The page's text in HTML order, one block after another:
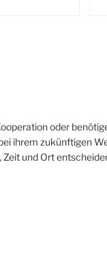
oder
ihrem zukünftigen
Zeit und Ort